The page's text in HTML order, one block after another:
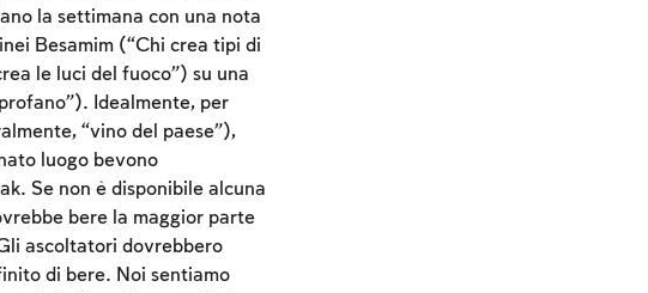
la settimana con una nota
Besamim (“Chi crea tipi di
le luci del fuoco”) su una
Idealmente, per
“vino del paese”),
luogo bevono
Se non è disponibile alcuna
bere la maggior parte
ascoltatori dovrebbero
di bere. Noi sentiamo